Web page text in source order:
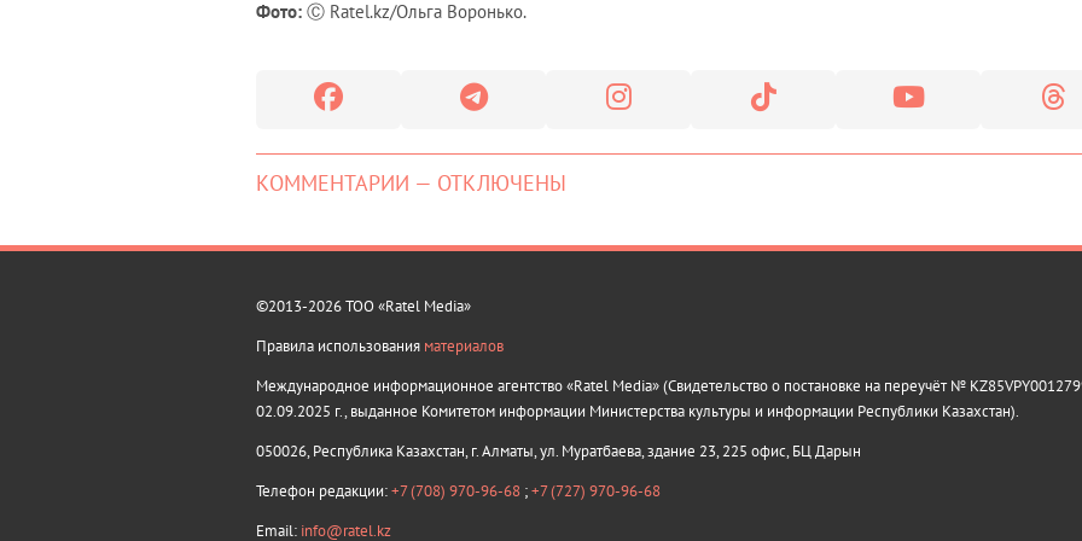
Фото: Ⓒ Ratel.kz/Ольга Воронько.
КОММЕНТАРИИ — ОТКЛЮЧЕНЫ
©2013-2026 ТОО «Ratel Media»
Правила использования материалов
Международное информационное агентство «Ratel Media» (Свидетельство о постановке на переучёт №
02.09.2025 г., выданное Комитетом информации Министерства культуры и информации Республики Казахстан).
050026, Республика Казахстан, г. Алматы, ул. Муратбаева, здание 23, 225 офис, БЦ Дарын
Телефон редакции:+7 (708) 970-96-68 ;+7 (727) 970-96-68
Email: info@ratel.kz